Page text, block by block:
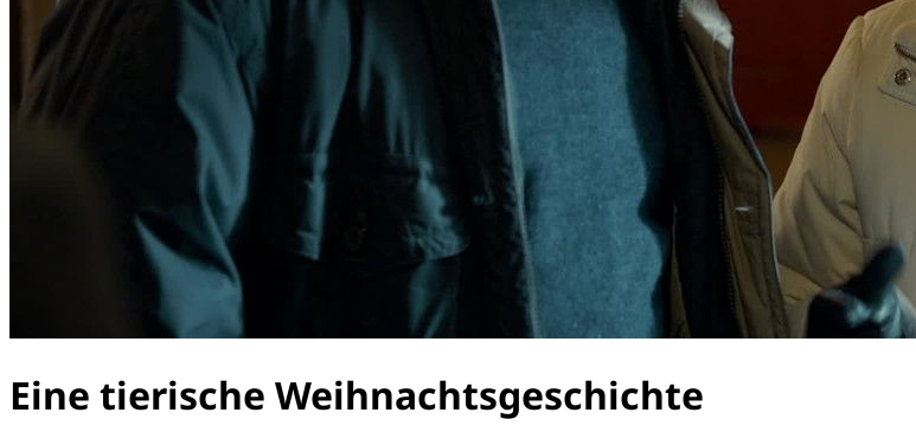
Eine tierische Weihnachtsgeschichte